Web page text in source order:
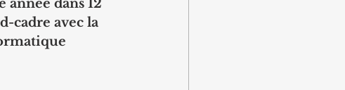
dans 12
cadre avec la